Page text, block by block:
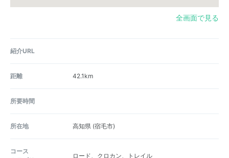
全画面で見る
紹介URL
距離 42.1km
所要時間
所在地 高知県 (宿毛市)
コース
ロード、クロカン、トレイル